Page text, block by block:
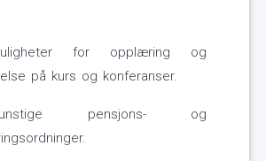
for opplæring og
på kurs og konferanser.
pensjons- og